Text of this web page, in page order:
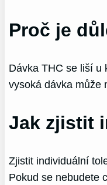
Proč je
Dávka THC se liší u
vysoká dávka může
Jak zjistit
Zjistit individuální
Pokud se nebudete